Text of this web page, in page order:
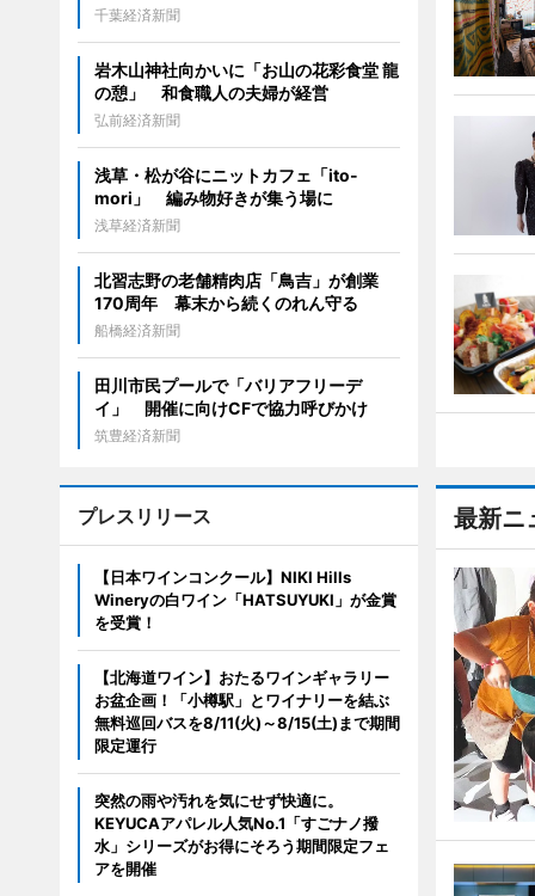
最新ニ
千葉経済新聞
岩木山神社向かいに「お山の花彩食堂 龍
の憩」 和食職人の夫婦が経営
弘前経済新聞
浅草・松が谷にニットカフェ「ito-
mori」 編み物好きが集う場に
浅草経済新聞
北習志野の老舗精肉店「鳥吉」が創業
170周年 幕末から続くのれん守る
船橋経済新聞
田川市民プールで「バリアフリーデ
イ」 開催に向けCFで協力呼びかけ
筑豊経済新聞
プレスリリース
【日本ワインコンクール】NIKI Hills
Wineryの白ワイン「HATSUYUKI」が金賞
を受賞！
【北海道ワイン】おたるワインギャラリー
お盆企画！「小樽駅」とワイナリーを結ぶ
無料巡回バスを8/11(火)～8/15(土)まで期間
限定運行
突然の雨や汚れを気にせず快適に。
KEYUCAアパレル人気No.1「すごナノ撥
水」シリーズがお得にそろう期間限定フェ
アを開催